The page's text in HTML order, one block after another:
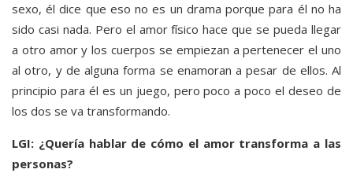
sexo, él dice que eso no es un drama porque para él no ha
sido casi nada. Pero el amor físico hace que se pueda llegar
a otro amor y los cuerpos se empiezan a pertenecer el uno
al otro, y de alguna forma se enamoran a pesar de ellos. Al
principio para él es un juego, pero poco a poco el deseo de
los dos se va transformando.
LGI: ¿Quería hablar de cómo el amor transforma a las
personas?